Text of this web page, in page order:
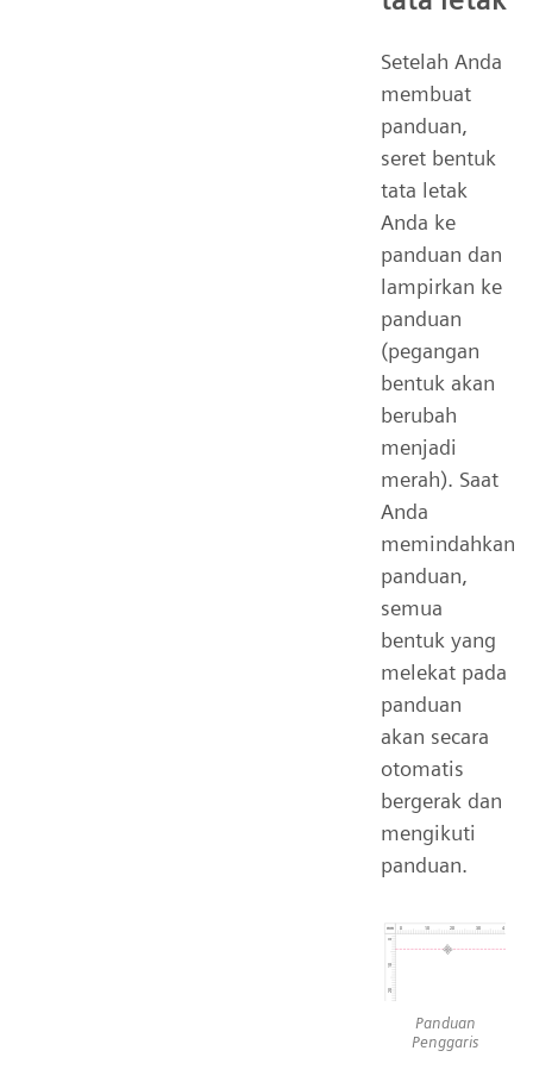
Setelah Anda
membuat
panduan,
seret bentuk
tata letak
Anda ke
panduan dan
lampirkan ke
panduan
(pegangan
bentuk akan
berubah
menjadi
merah). Saat
Anda
memindahkan
panduan,
semua
bentuk yang
melekat pada
panduan
akan secara
otomatis
bergerak dan
mengikuti
panduan.
Panduan
Penggaris